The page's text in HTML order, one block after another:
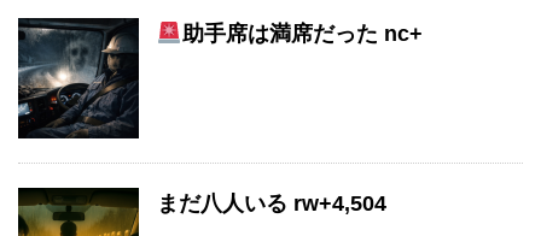
助手席は満席だった nc+
まだ八人いる rw+4,504